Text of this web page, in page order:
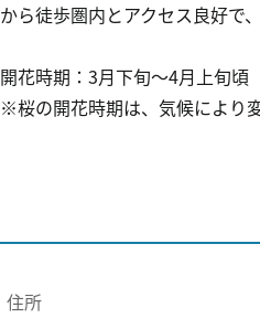
から徒歩圏内とアクセス良好で
開花時期：3月下旬～4月上旬頃
※桜の開花時期は、気候により
住所